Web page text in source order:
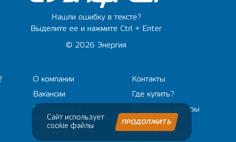
Нашли ошибку в тексте?
Выделите ее и нажмите Ctrl + Enter
© 2026 Энергия
О компании
Контакты
Вакансии
Где купить?
Положение о
конфиденциальности
Сервисные центры
Черный список
Сайт использует
cookie файлы
ПРОДОЛЖИТЬ